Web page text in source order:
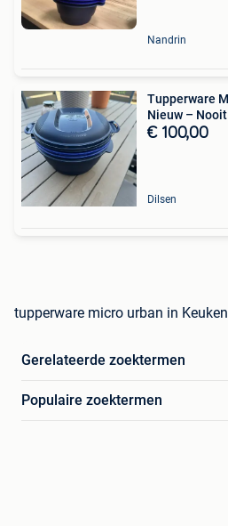
Nandrin
Tupperware
Nieuw –
€ 100,00
Dilsen
tupperware micro urban in
Gerelateerde zoektermen
Populaire zoektermen